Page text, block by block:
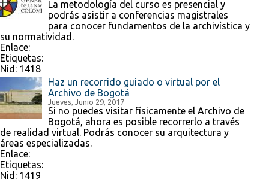
La metodología del curso es presencial y
podrás asistir a conferencias magistrales
para conocer fundamentos de la archivística y
su normatividad.
Enlace:
Etiquetas:
Nid: 1418
Haz un recorrido guiado o virtual por el
Archivo de Bogotá
Jueves, Junio 29, 2017
Si no puedes visitar físicamente el Archivo de
Bogotá, ahora es posible recorrerlo a través
de realidad virtual. Podrás conocer su arquitectura y
áreas especializadas.
Enlace:
Etiquetas:
Nid: 1419